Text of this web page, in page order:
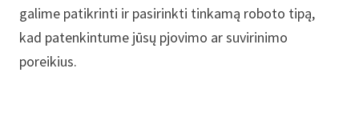
galime patikrinti ir pasirinkti tinkamą roboto tipą,
kad patenkintume jūsų pjovimo ar suvirinimo
poreikius.